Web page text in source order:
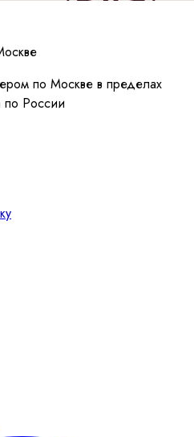
данных
по Москве в пределах
России